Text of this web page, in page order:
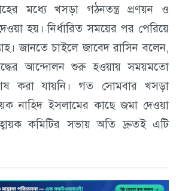
মধ্যে খসড়া গঠনতন্ত্র প্রণয়ন ও
হয়। নির্ধারিত সময়ের পর পেরিয়ে
জানতে চাইলে জাবেদ রাসিন বলেন,
আন্দোলন শুরু হওয়ায় সময়মতো
করা যায়নি। গত সোমবার খসড়া
নাহিদ ইসলামের কাছে জমা দেওয়া
কমিটির সভায় অতি দ্রুতই এটি